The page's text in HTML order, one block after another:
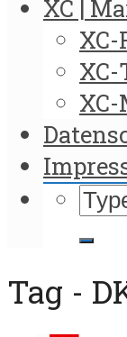
XC |
XC-
Tag -